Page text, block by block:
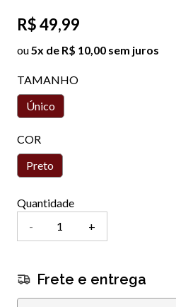
R$ 49,99
ou5x de R$ 10,00 sem juros
TAMANHO
Único
COR
Preto
Quantidade
-
+
Frete e entrega